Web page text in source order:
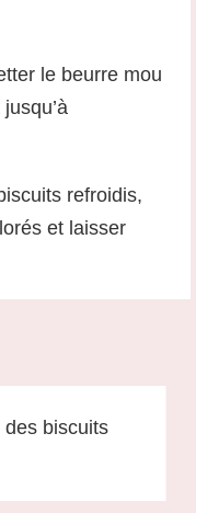
le beurre mou
refroidis,
et laisser
biscuits